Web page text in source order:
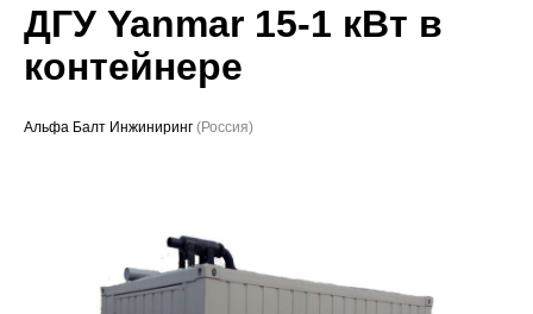
Сервис
Судовое ЭО
Проекты
ДГУ Yanmar 15-1 кВт в
контейнере
Альфа Балт Инжиниринг (Россия)